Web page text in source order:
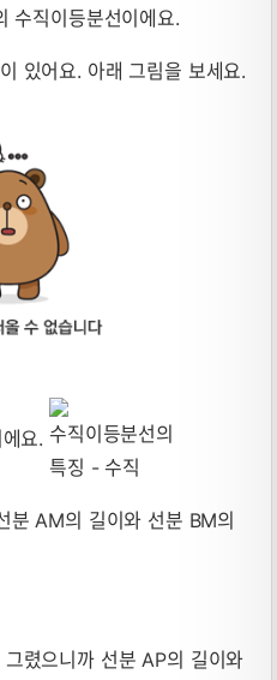
수직이등분선이에요.
있어요. 아래 그림을 보세요.
에요.
분 AM의 길이와 선분 BM의
렸으니까 선분 AP의 길이와